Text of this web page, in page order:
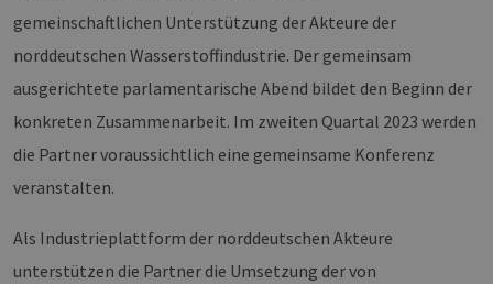
gemeinschaftlichen Unterstützung der Akteure der
norddeutschen Wasserstoffindustrie. Der gemeinsam
ausgerichtete parlamentarische Abend bildet den Beginn der
konkreten Zusammenarbeit. Im zweiten Quartal 2023 werden
die Partner voraussichtlich eine gemeinsame Konferenz
veranstalten.
Als Industrieplattform der norddeutschen Akteure
unterstützen die Partner die Umsetzung der von